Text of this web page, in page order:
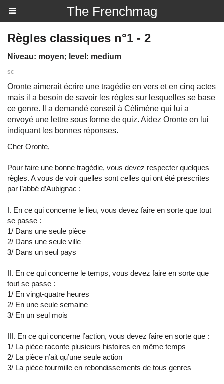
The Frenchmag
Règles classiques n°1 - 2
Niveau: moyen; level: medium
sc
Oronte aimerait écrire une tragédie en vers et en cinq actes
mais il a besoin de savoir les règles sur lesquelles se base
ce genre. Il a demandé conseil à Célimène qui lui a
envoyé une lettre sous forme de quiz. Aidez Oronte en lui
indiquant les bonnes réponses.
Cher Oronte,
Pour faire une bonne tragédie, vous devez respecter quelques
règles. A vous de voir quelles sont celles qui ont été prescrites
par l’abbé d’Aubignac :
I. En ce qui concerne le lieu, vous devez faire en sorte que tout
se passe :
1/ Dans une seule pièce
2/ Dans une seule ville
3/ Dans un seul pays
II. En ce qui concerne le temps, vous devez faire en sorte que
tout se passe :
1/ En vingt-quatre heures
2/ En une seule semaine
3/ En un seul mois
III. En ce qui concerne l’action, vous devez faire en sorte que :
1/ La pièce raconte plusieurs histoires en même temps
2/ La pièce n’ait qu’une seule action
3/ La pièce fourmille en rebondissements de tous genres